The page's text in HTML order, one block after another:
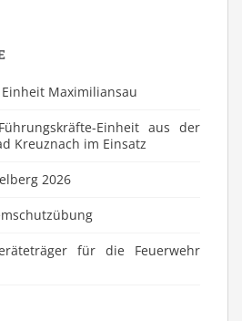
Maximiliansau
Einheit aus der
Kreuznach im Einsatz
2026
für die Feuerwehr